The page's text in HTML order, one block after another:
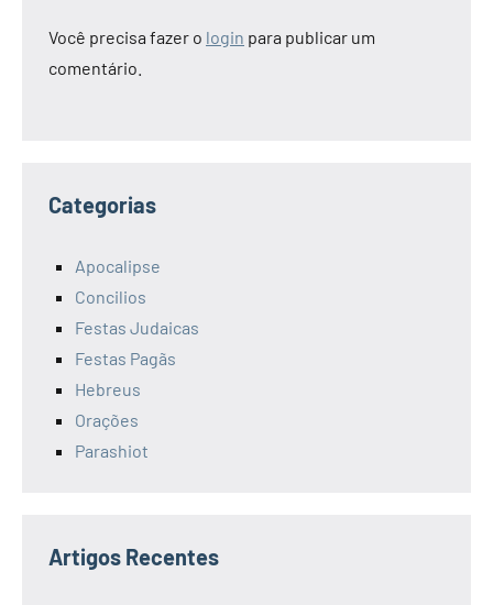
Você precisa fazer o login para publicar um
comentário.
Categorias
Apocalipse
Concilios
Festas Judaicas
Festas Pagãs
Hebreus
Orações
Parashiot
Artigos Recentes